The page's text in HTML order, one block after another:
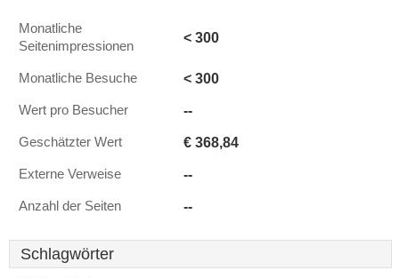
Monatliche
Seitenimpressionen
< 300
Monatliche Besuche < 300
Wert pro Besucher --
Geschätzter Wert € 368,84
Externe Verweise --
Anzahl der Seiten --
Schlagwörter